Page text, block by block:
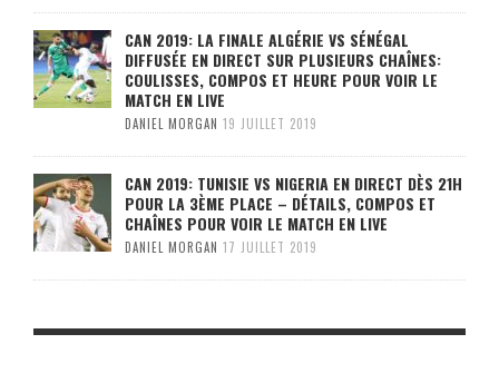
CAN 2019: LA FINALE ALGÉRIE VS SÉNÉGAL
DIFFUSÉE EN DIRECT SUR PLUSIEURS CHAÎNES:
COULISSES, COMPOS ET HEURE POUR VOIR LE
MATCH EN LIVE
DANIEL MORGAN 19 JUILLET 2019
CAN 2019: TUNISIE VS NIGERIA EN DIRECT DÈS 21H
POUR LA 3ÈME PLACE – DÉTAILS, COMPOS ET
CHAÎNES POUR VOIR LE MATCH EN LIVE
DANIEL MORGAN 17 JUILLET 2019